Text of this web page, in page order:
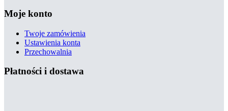
Moje konto
Twoje zamówienia
Ustawienia konta
Przechowalnia
Płatności i dostawa